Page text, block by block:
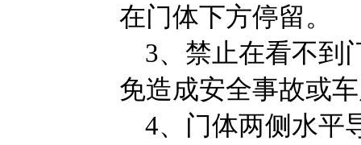
在门体下方停留。
3、禁止在看不到
免造成安全事故或
4、门体两侧水平